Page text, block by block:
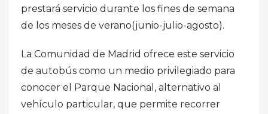
prestará servicio durante los fines de semana
de los meses de verano(junio-julio-agosto).
La Comunidad de Madrid ofrece este servicio
de autobús como un medio privilegiado para
conocer el Parque Nacional, alternativo al
vehículo particular, que permite recorrer